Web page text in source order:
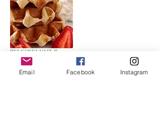
BELGIJSKI VAFLJI
Email Facebook Instagram